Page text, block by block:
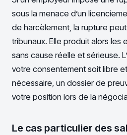
sous la menace d’un
de harcèlement, la rupture
tribunaux. Elle produit alors les
sans cause réelle et sérieuse.
votre consentement soit libre
nécessaire, un dossier de
votre position lors de la
Le cas particulier des